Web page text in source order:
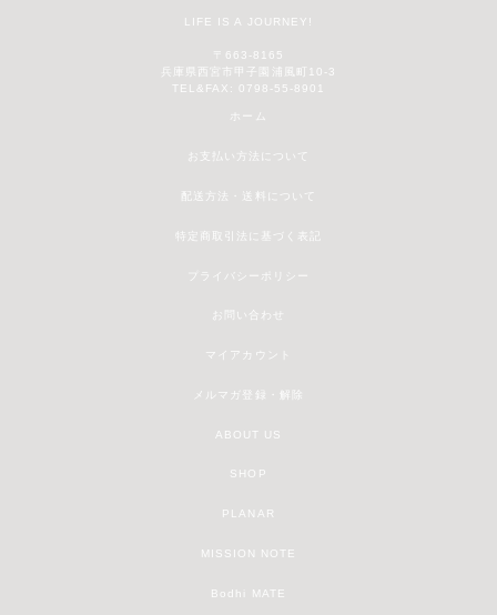
LIFE IS A JOURNEY!
〒663-8165
兵庫県西宮市甲子園浦風町10-3
TEL&FAX: 0798-55-8901
ホーム
お支払い方法について
配送方法・送料について
特定商取引法に基づく表記
プライバシーポリシー
お問い合わせ
マイアカウント
メルマガ登録・解除
ABOUT US
SHOP
PLANAR
MISSION NOTE
Bodhi MATE